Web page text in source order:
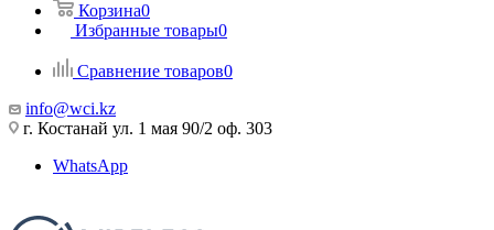
Корзина0
Избранные товары0
Сравнение товаров0
info@wci.kz
г. Костанай ул. 1 мая 90/2 оф. 303
WhatsApp